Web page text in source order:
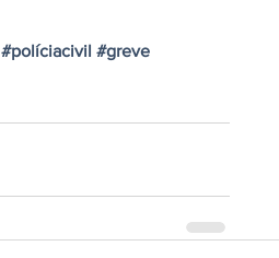
#políciacivil #greve